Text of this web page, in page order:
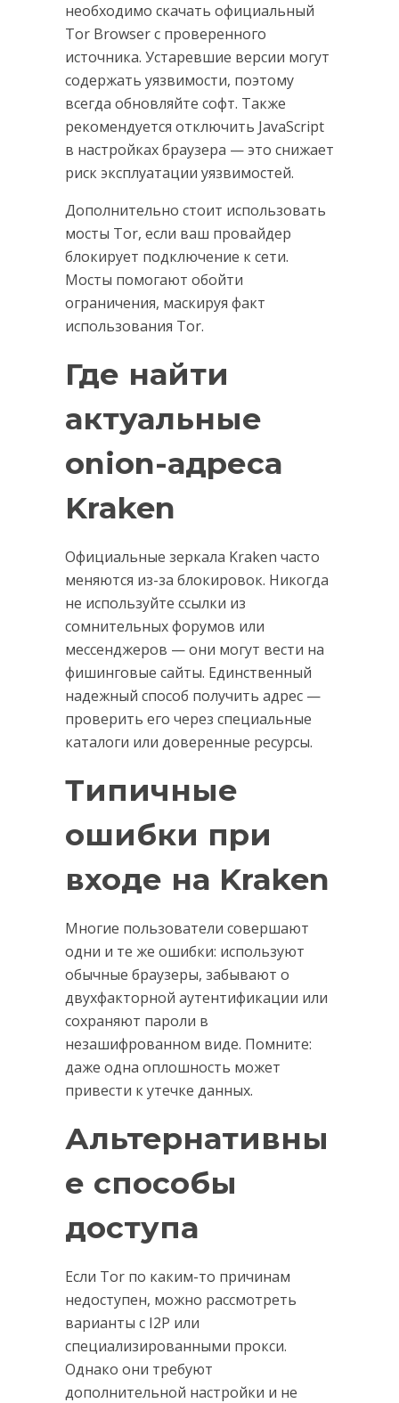
необходимо скачать официальный
Tor Browser с проверенного
источника. Устаревшие версии могут
содержать уязвимости, поэтому
всегда обновляйте софт. Также
рекомендуется отключить JavaScript
в настройках браузера — это снижает
риск эксплуатации уязвимостей.
Дополнительно стоит использовать
мосты Tor, если ваш провайдер
блокирует подключение к сети.
Мосты помогают обойти
ограничения, маскируя факт
использования Tor.
Где найти
актуальные
onion-адреса
Kraken
Официальные зеркала Kraken часто
меняются из-за блокировок. Никогда
не используйте ссылки из
сомнительных форумов или
мессенджеров — они могут вести на
фишинговые сайты. Единственный
надежный способ получить адрес —
проверить его через специальные
каталоги или доверенные ресурсы.
Типичные
ошибки при
входе на Kraken
Многие пользователи совершают
одни и те же ошибки: используют
обычные браузеры, забывают о
двухфакторной аутентификации или
сохраняют пароли в
незашифрованном виде. Помните:
даже одна оплошность может
привести к утечке данных.
Альтернативны
е способы
доступа
Если Tor по каким-то причинам
недоступен, можно рассмотреть
варианты с I2P или
специализированными прокси.
Однако они требуют
дополнительной настройки и не